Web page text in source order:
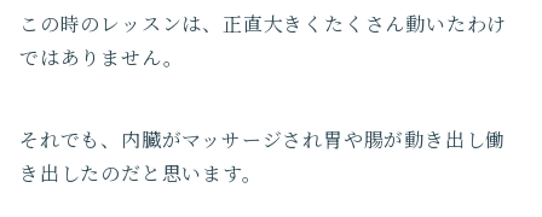
この時のレッスンは、正直大きくたくさん動いたわけ
ではありません。
それでも、内臓がマッサージされ胃や腸が動き出し働
き出したのだと思います。